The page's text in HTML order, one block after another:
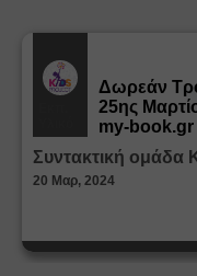
Δωρεάν
25ης
my-book.gr
Συντακτική ομάδα
20 Μαρ, 2024